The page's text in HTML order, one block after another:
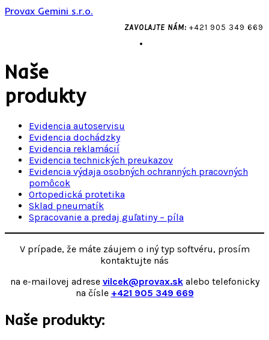
Prejsť
Provax Gemini s.r.o.
ZAVOLAJTE NÁM: +421 905 349 669
Naše
produkty
Evidencia autoservisu
Evidencia dochádzky
Evidencia reklamácií
Evidencia technických preukazov
Evidencia výdaja osobných ochranných pracovných
pomôcok
Ortopedická protetika
Sklad pneumatík
Spracovanie a predaj guľatiny – píla
V prípade, že máte záujem o iný typ softvéru, prosím
kontaktujte nás
na e-mailovej adrese vilcek@provax.skalebo telefonicky
na čísle +421 905 349 669
Naše produkty: